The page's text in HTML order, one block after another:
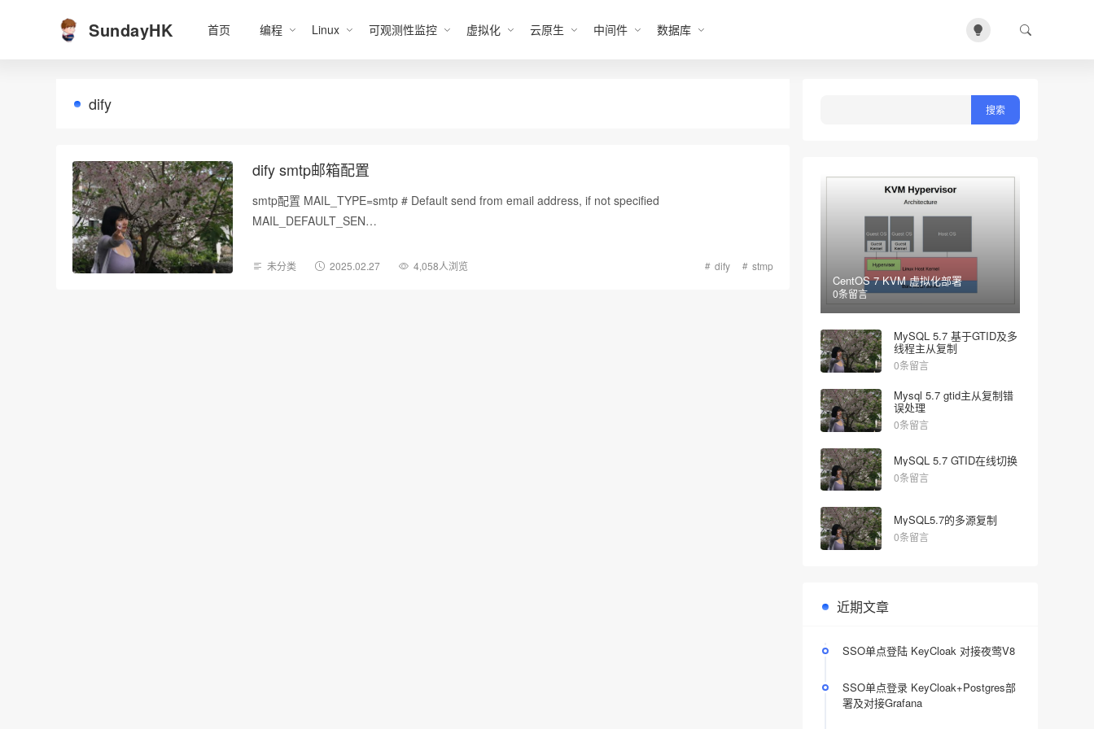
SundayHK 首页 编程 Linux 可观测性监控 虚拟化 云原生 中间件 数据库
dify
dify smtp邮箱配置
smtp配置 MAIL_TYPE=smtp # Default send from email address, if not specified
MAIL_DEFAULT_SEN…
未分类 2025.02.27 4,058人浏览 dify stmp
CentOS 7 KVM 虚拟化部署
0条留言
MySQL 5.7 基于GTID及多
线程主从复制
0条留言
Mysql 5.7 gtid主从复制错
误处理
0条留言
MySQL 5.7 GTID在线切换
0条留言
MySQL5.7的多源复制
0条留言
近期文章
SSO单点登陆 KeyCloak 对接夜莺V8
SSO单点登录 KeyCloak+Postgres部
署及对接Grafana